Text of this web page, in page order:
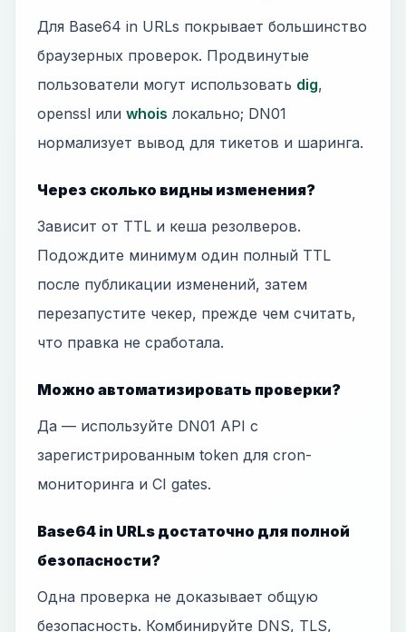
Для Base64 in URLs покрывает большинство
браузерных проверок. Продвинутые
пользователи могут использовать dig,
openssl или whois локально; DN01
нормализует вывод для тикетов и шаринга.
Через сколько видны изменения?
Зависит от TTL и кеша резолверов.
Подождите минимум один полный TTL
после публикации изменений, затем
перезапустите чекер, прежде чем считать,
что правка не сработала.
Можно автоматизировать проверки?
Да — используйте DN01 API с
зарегистрированным token для cron-
мониторинга и CI gates.
Base64 in URLs достаточно для полной
безопасности?
Одна проверка не доказывает общую
безопасность. Комбинируйте DNS, TLS,